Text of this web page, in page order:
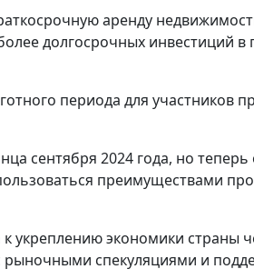
аренду
долгосрочных инвестиций
периода для участников
сентября 2024 года, но теперь
преимуществами
укреплению экономики страны
спекуляциями и